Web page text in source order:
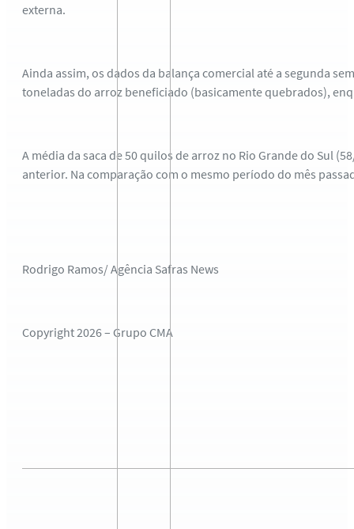
externa.
Ainda assim, os dados da balança comercial até a segunda
toneladas do arroz beneficiado (basicamente quebrados),
A média da saca de 50 quilos de arroz no Rio Grande do Sul
anterior. Na comparação com o mesmo período do mês
Rodrigo Ramos/ Agência Safras News
Copyright 2026 – Grupo CMA